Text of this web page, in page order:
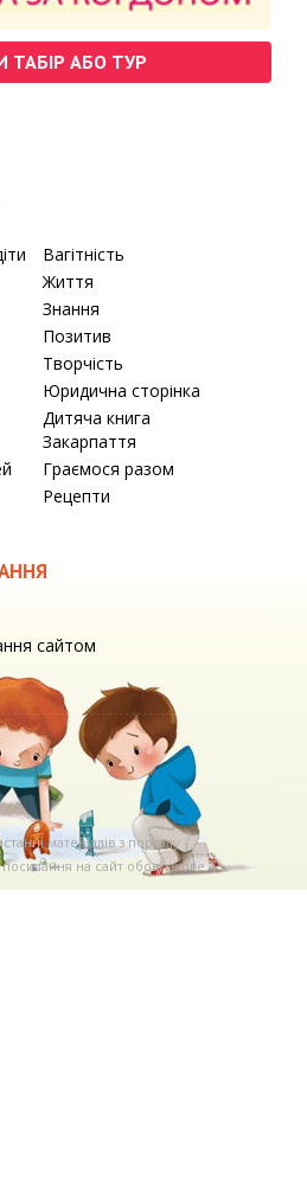
ТАБІР АБО ТУР
Вагітність
Життя
Знання
Позитив
Творчість
Юридична сторінка
Дитяча книга
Закарпаття
Граємося разом
Рецепти
сайтом
матерiалiв з порталу
на сайт обов'язкове. .